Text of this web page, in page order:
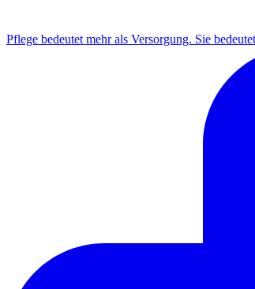
Pflege bedeutet mehr als Versorgung. Sie bedeutet